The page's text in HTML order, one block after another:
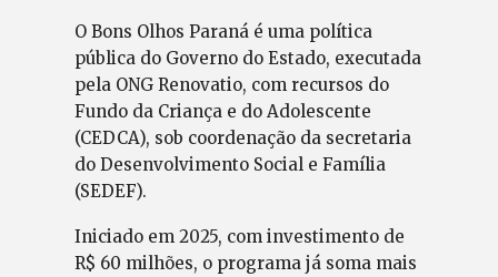
O Bons Olhos Paraná é uma política
pública do Governo do Estado, executada
pela ONG Renovatio, com recursos do
Fundo da Criança e do Adolescente
(CEDCA), sob coordenação da secretaria
do Desenvolvimento Social e Família
(SEDEF).
Iniciado em 2025, com investimento de
R$ 60 milhões, o programa já soma mais